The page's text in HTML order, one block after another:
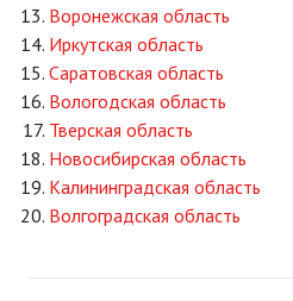
Воронежская область
Иркутская область
Саратовская область
Вологодская область
Тверская область
Новосибирская область
Калининградская область
Волгоградская область